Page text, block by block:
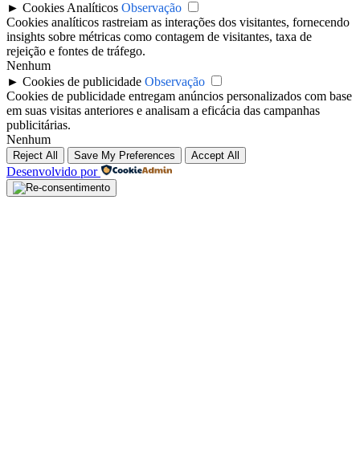
► Cookies Analíticos Observação
Cookies analíticos rastreiam as interações dos visitantes, fornecendo
insights sobre métricas como contagem de visitantes, taxa de
rejeição e fontes de tráfego.
Nenhum
► Cookies de publicidade Observação
Cookies de publicidade entregam anúncios personalizados com base
em suas visitas anteriores e analisam a eficácia das campanhas
publicitárias.
Nenhum
Reject All Save My Preferences Accept All
Desenvolvido por